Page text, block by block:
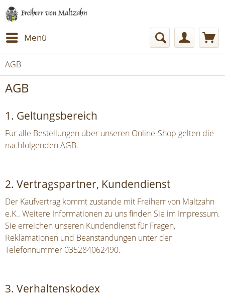
Menü
AGB
AGB
1. Geltungsbereich
Für alle Bestellungen über unseren Online-Shop gelten die
nachfolgenden AGB.
2. Vertragspartner, Kundendienst
Der Kaufvertrag kommt zustande mit Freiherr von Maltzahn
e.K.. Weitere Informationen zu uns finden Sie im Impressum.
Sie erreichen unseren Kundendienst für Fragen,
Reklamationen und Beanstandungen unter der
Telefonnummer 035284062490.
3. Verhaltenskodex